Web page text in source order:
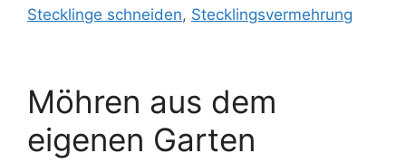
Stecklinge schneiden, Stecklingsvermehrung
Möhren aus dem
eigenen Garten